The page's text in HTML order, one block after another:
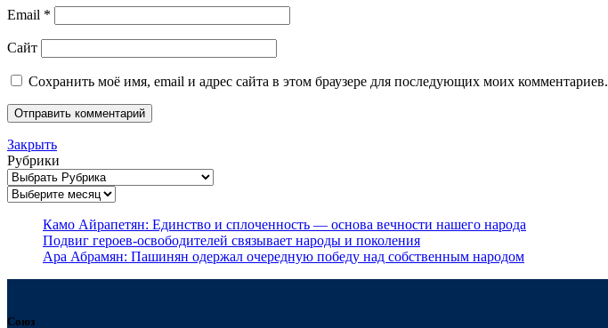
Email *
Сайт
Сохранить моё имя, email и адрес сайта в этом браузере для последующих моих комментариев.
Закрыть
Рубрики
Архивы
Камо Айрапетян: Единство и сплоченность — основа вечности нашего народа
Подвиг героев-освободителей связывает народы и поколения
Ара Абрамян: Пашинян одержал очередную победу над собственным народом
Союз